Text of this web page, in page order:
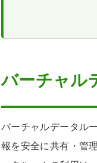
バーチャル
バーチャルデータル
報を安全に共有・管